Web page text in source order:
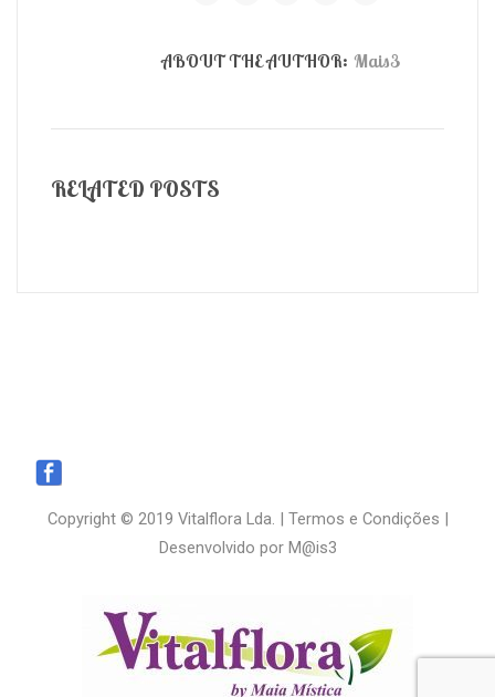
ABOUT THE AUTHOR: Mais3
RELATED POSTS
Copyright © 2019 Vitalflora Lda. | Termos e Condições |
Desenvolvido por M@is3